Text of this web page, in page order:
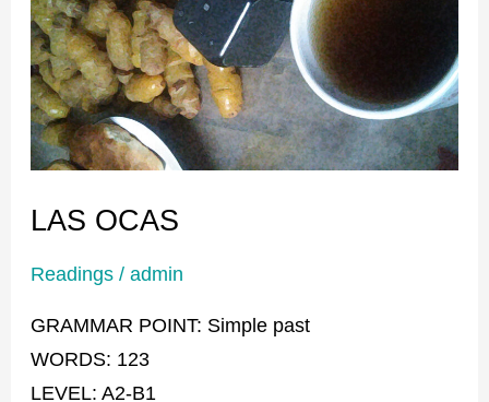
LAS OCAS
Readings /admin
GRAMMAR POINT: Simple past
WORDS: 123
LEVEL: A2-B1